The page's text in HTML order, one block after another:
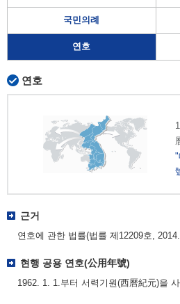
국민의례
연호
연호
"
근거
연호에 관한 법률(법률 제12209호,
현행 공용 연호(公用年號)
1962. 1. 1.부터 서력기원(西曆紀元)을